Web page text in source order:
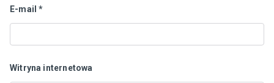
E-mail*
Witryna internetowa